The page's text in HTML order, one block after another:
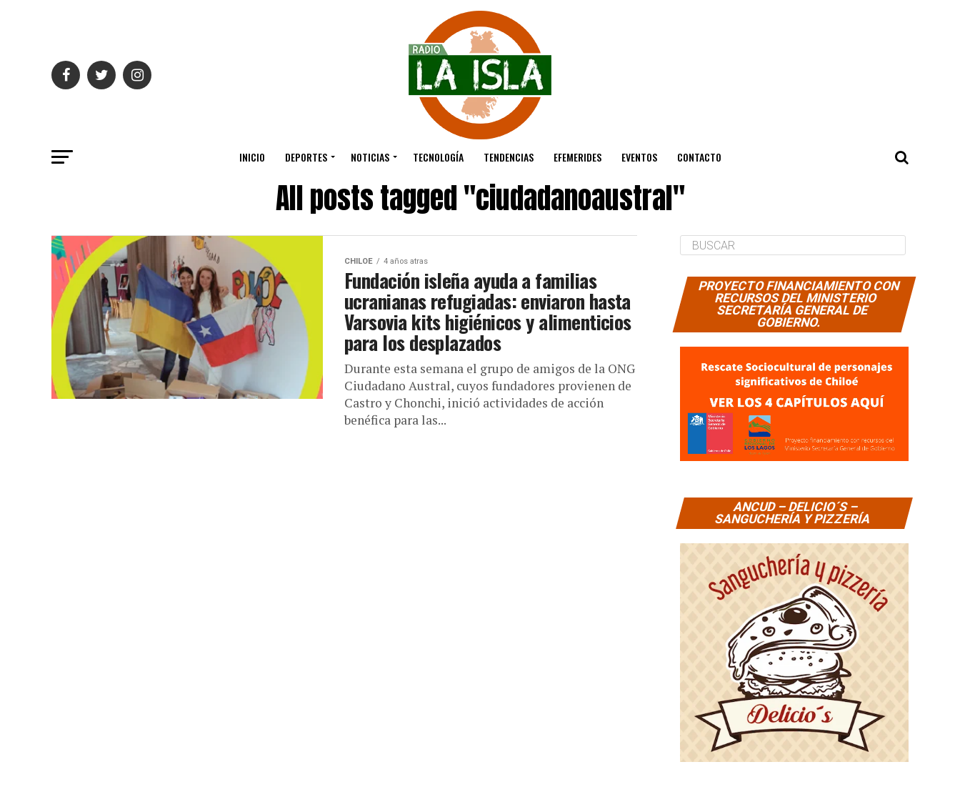
INICIO DEPORTES NOTICIAS TECNOLOGÍA TENDENCIAS EFEMERIDES EVENTOS CONTACTO
All posts tagged "ciudadanoaustral"
CHILOE 4 años atras
Fundación isleña ayuda a familias
ucranianas refugiadas: enviaron hasta
Varsovia kits higiénicos y alimenticios
para los desplazados
Durante esta semana el grupo de amigos de la ONG
Ciudadano Austral, cuyos fundadores provienen de
Castro y Chonchi, inició actividades de acción
benéfica para las...
PROYECTO FINANCIAMIENTO CON
RECURSOS DEL MINISTERIO
SECRETARÍA GENERAL DE
GOBIERNO.
ANCUD – DELICIO´S –
SANGUCHERÍA Y PIZZERÍA